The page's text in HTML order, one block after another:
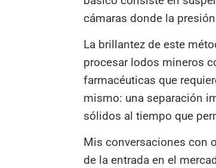
cámaras donde la
La brillantez de este
procesar lodos mineros
farmacéuticas que
mismo: una separación
sólidos al tiempo que
Mis conversaciones con
de la entrada en el